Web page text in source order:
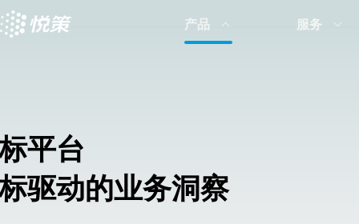
产品 服务
平台
驱动的业务洞察